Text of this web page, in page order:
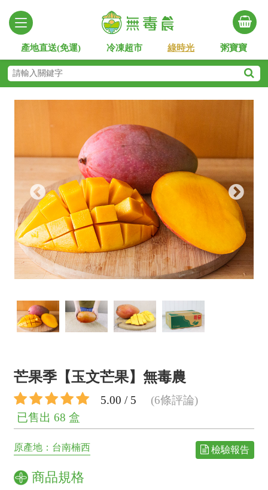
產地直送(免運) 冷凍超市 綠時光 粥寶寶
芒果季【玉文芒果】無毒農
5.00 / 5
(6條評論)
已售出 68 盒
原產地：台南楠西 檢驗報告
商品規格